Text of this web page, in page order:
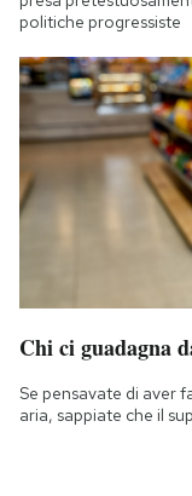
politiche progressiste
Chi ci guadagna
Se pensavate di aver
aria, sappiate che il